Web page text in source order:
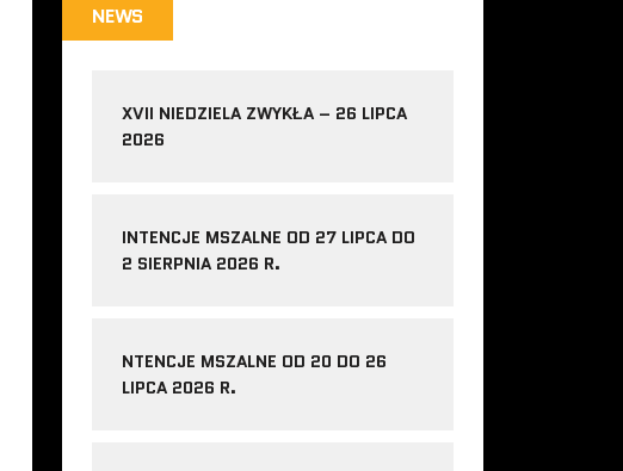
NEWS
XVII NIEDZIELA ZWYKŁA – 26 LIPCA
2026
INTENCJE MSZALNE OD 27 LIPCA DO
2 SIERPNIA 2026 R.
NTENCJE MSZALNE OD 20 DO 26
LIPCA 2026 R.